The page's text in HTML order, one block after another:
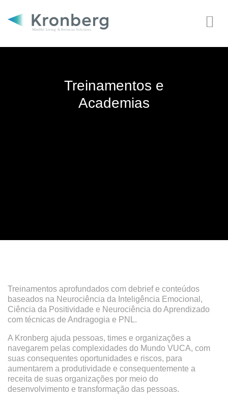
Treinamentos e
Academias
Treinamentos aprofundados com debrief e conteúdos
baseados na Neurociência da Inteligência Emocional,
Ciência da Positividade e Neurociência do Aprendizado
com técnicas de Andragogia e PNL.
A Kronberg ajuda pessoas, times e organizações a
navegarem pelas complexidades do Mundo VUCA, com
suas consequentes oportunidades e riscos, para
aumentarem a produtividade e consequentemente a
receita de suas organizações por meio do
desenvolvimento e transformação das pessoas.